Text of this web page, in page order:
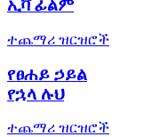
ኢቫ ፊልም
ተጨማሪ ዝርዝሮች
የፀሐይ ኃይል
የኋላ ሉህ
ተጨማሪ ዝርዝሮች